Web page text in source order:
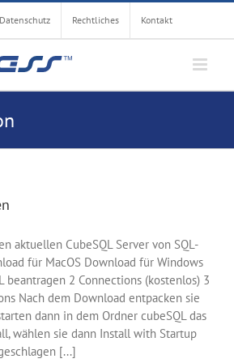
Datenschutz Rechtliches Kontakt
aktuellen CubeSQL Server von SQL-
für MacOS Download für Windows
beantragen 2 Connections (kostenlos) 3
Nach dem Download entpacken sie
dann in dem Ordner cubeSQL das
wählen sie dann Install with Startup
[...]